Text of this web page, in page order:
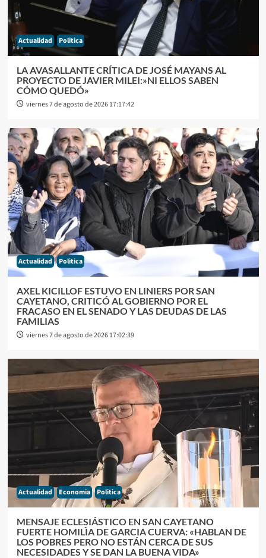
Actualidad Politica
LA AVASALLANTE CRÍTICA DE JOSÉ MAYANS AL
PROYECTO DE JAVIER MILEI:»NI ELLOS SABEN
CÓMO QUEDÓ»
viernes 7 de agosto de 2026 17:17:42
Actualidad Politica
AXEL KICILLOF ESTUVO EN LINIERS POR SAN
CAYETANO, CRITICÓ AL GOBIERNO POR EL
FRACASO EN EL SENADO Y LAS DEUDAS DE LAS
FAMILIAS
viernes 7 de agosto de 2026 17:02:39
Actualidad Economia Politica
MENSAJE ECLESIÁSTICO EN SAN CAYETANO
FUERTE HOMILÌA DE GARCIA CUERVA: «HABLAN DE
LOS POBRES PERO NO ESTÁN CERCA DE SUS
NECESIDADES Y SE DAN LA BUENA VIDA»